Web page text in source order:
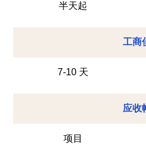
半天起
工商
7-10 天
应收
项目